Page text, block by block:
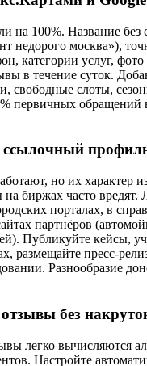
на 100%. Название без
недорого москва»),
категории услуг, фото
в течение суток.
свободные слоты,
первичных обращений
ссылочный
но их характер
биржах часто вредят.
порталах, в
партнёров
Публикуйте кейсы,
размещайте пресс-
Разнообразие
без
легко вычисляются
Настройте